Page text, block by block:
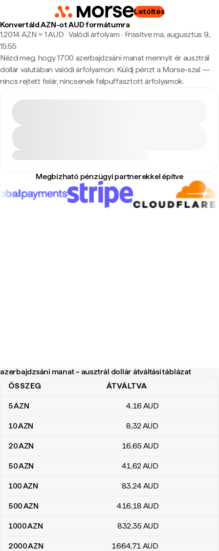
Letöltés
Konvertáld AZN-ot AUD formátumra
1,2014 AZN ≈ 1 AUD · Valódi árfolyam · Frissítve ma, augusztus 9.,
15:55
Nézd meg, hogy 1700 azerbajdzsáni manat mennyit ér ausztrál
dollár valutában valódi árfolyamon. Küldj pénzt a Morse-szal —
nincs rejtett felár, nincsenek felpuffasztott árfolyamok.
Megbízható pénzügyi partnerekkel építve
azerbajdzsáni manat – ausztrál dollár átváltási táblázat
azerbajdzsáni manat – ausztrál dollár átváltási táblázat
ÖSSZEG ÁTVÁLTVA
5AZN 4,16 AUD
10AZN 8,32AUD
20AZN 16,65 AUD
50AZN 41,62AUD
100AZN 83,24 AUD
500AZN 416,18 AUD
1000AZN 832,35 AUD
2000AZN 1664,71 AUD